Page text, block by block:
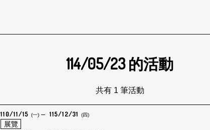
114/05/23的活動
共有 1 筆活動
110/11/15 (一) 115/12/31 (四)
展覽